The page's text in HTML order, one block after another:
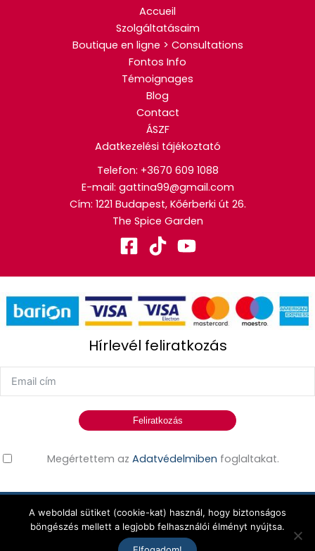
Accueil
Szolgáltatásaim
Boutique en ligne > Consultations
Fontos Info
Témoignages
Blog
Contact
ÁSZF
Adatkezelési tájékoztató
Telefon: +3670 609 1088
E-mail: gattina99@gmail.com
Cím: 1221 Budapest, Kőérberki út 26.
The Spice Garden
Hírlevél feliratkozás
Feliratkozás
Megértettem az Adatvédelmiben foglaltakat.
Erdős Edina © 2026 Minden jog fenntartva!
A weboldal sütiket (cookie-kat) használ, hogy biztonságos
böngészés mellett a legjobb felhasználói élményt nyújtsa.